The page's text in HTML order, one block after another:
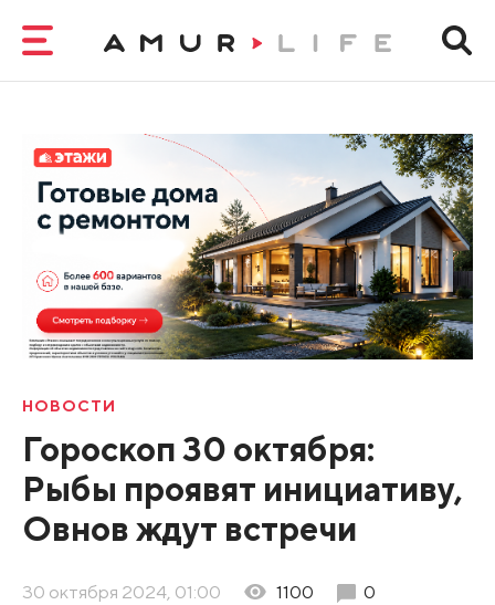
НОВОСТИ
Гороскоп 30 октября:
Рыбы проявят инициативу,
Овнов ждут встречи
30 октября 2024, 01:00 1100 0